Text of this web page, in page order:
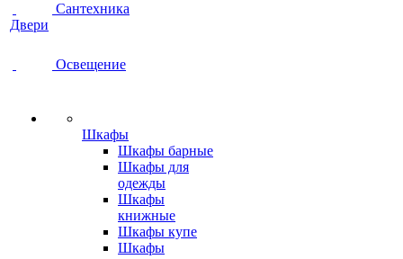
Сантехника
Двери
Освещение
Шкафы
Шкафы барные
Шкафы для
одежды
Шкафы
книжные
Шкафы купе
Шкафы